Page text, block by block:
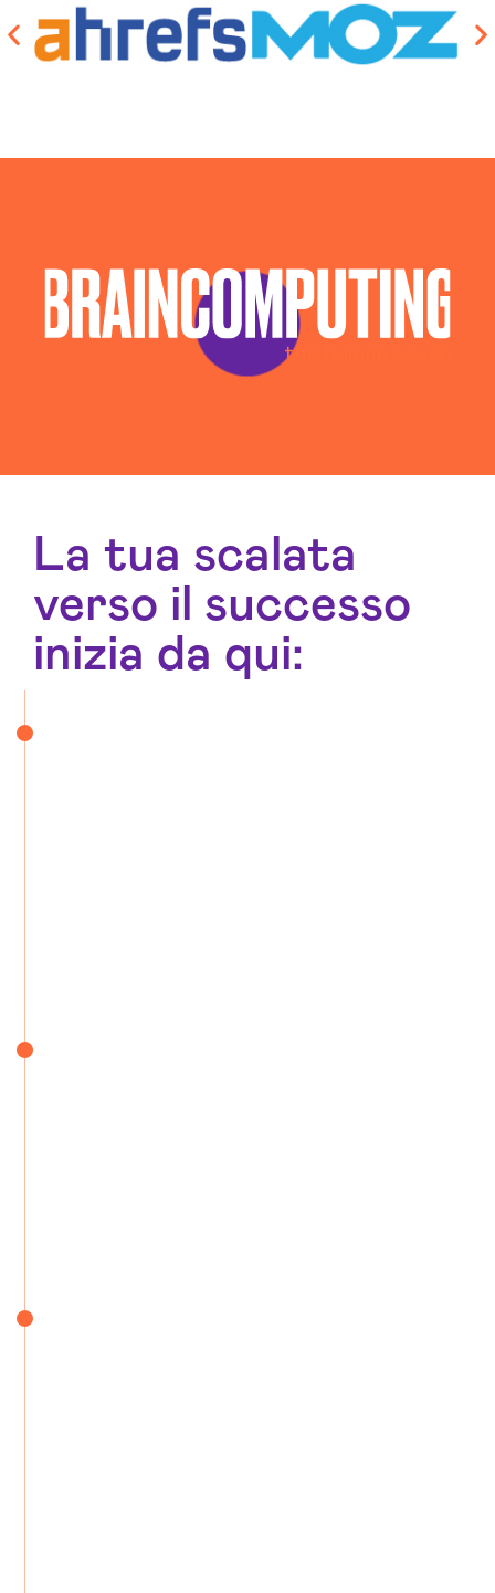
La tua scalata
verso il successo
inizia da qui: